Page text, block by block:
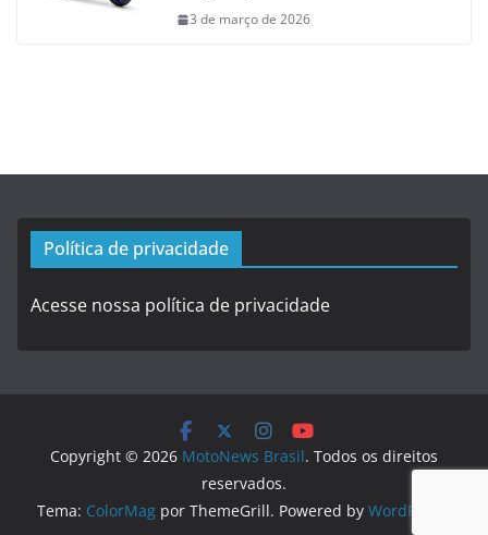
3 de março de 2026
Política de privacidade
Acesse nossa política de privacidade
Copyright © 2026 MotoNews Brasil. Todos os direitos
reservados.
Tema: ColorMag por ThemeGrill. Powered by WordPress